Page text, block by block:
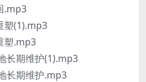
.mp3
塑(1).mp3
塑.mp3
长期维护(1).mp3
长期维护.mp3